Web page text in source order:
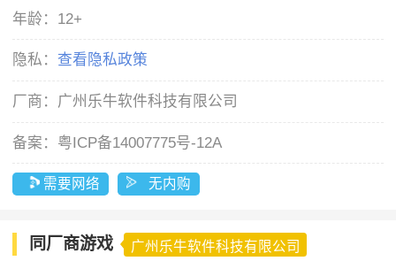
年龄： 12+
隐私： 查看隐私政策
厂商： 广州乐牛软件科技有限公司
备案： 粤ICP备14007775号-12A
需要网络 无内购
同厂商游戏 广州乐牛软件科技有限公司